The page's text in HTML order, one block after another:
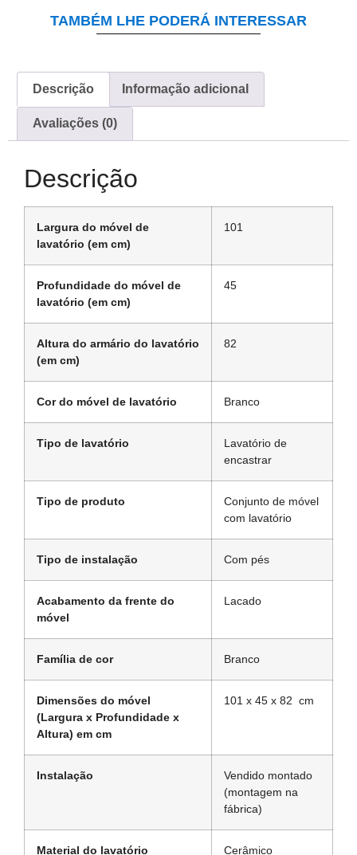
TAMBÉM LHE PODERÁ INTERESSAR
Descrição Informação adicional
Avaliações (0)
Descrição
Largura do móvel de
lavatório (em cm)
101
Profundidade do móvel de
lavatório (em cm)
45
Altura do armário do lavatório
(em cm)
82
Cor do móvel de lavatório Branco
Tipo de lavatório
Lavatório de
encastrar
Tipo de produto
Conjunto de móvel
com lavatório
Tipo de instalação Com pés
Acabamento da frente do
móvel
Lacado
Família de cor Branco
Dimensões do móvel
(Largura x Profundidade x
Altura) em cm
101 x 45 x 82 cm
Instalação
Vendido montado
(montagem na
fábrica)
Material do lavatório Cerâmico